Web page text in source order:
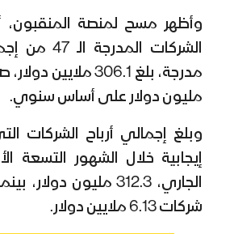
وأظهر مسح لمنصة المنقبون،
مليون دولار على أساس سنوي.
وبلغ إجمالي أرباح الشركات
إيجابية خلال الشهور التسعة
شركات 6.13 ملايين دولار.